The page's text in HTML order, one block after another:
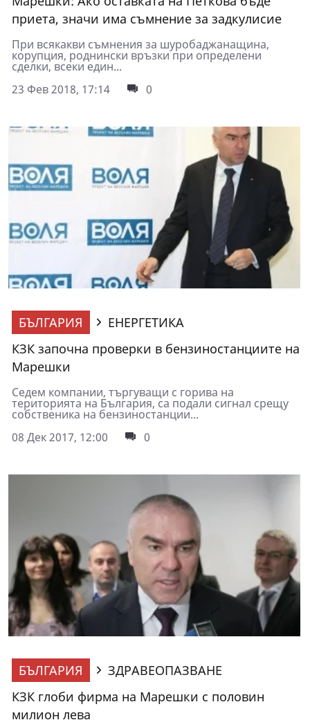
приета, значи има съмнение за задкулисие
При всякакви съмнения за шуробаджанащина,
корупция, роднински връзки при определени
сделки, всеки един...
23 Фев 2018, 17:14
0
БЪЛГАРИЯ
ЕНЕРГЕТИКА
КЗК започна проверки в бензиностанциите на
Марешки
Седем компании, търгуващи с горива на
територията на България, са подали сигнал срещу
собственика на бензиностанции...
08 Дек 2017, 12:00
0
БЪЛГАРИЯ
ЗДРАВЕОПАЗВАНЕ
КЗК глоби фирма на Марешки с половин
милион лева